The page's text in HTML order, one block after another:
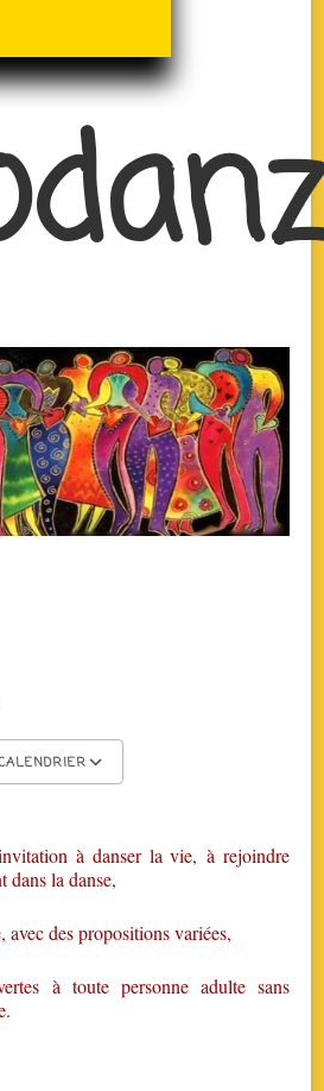
à danser la vie, à rejoindre
dans la danse,
des propositions variées,
à toute personne adulte sans